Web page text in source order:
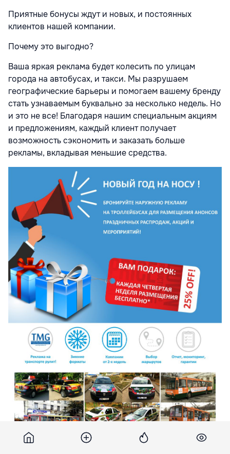
Приятные бонусы ждут и новых, и постоянных
клиентов нашей компании.
Почему это выгодно?
Ваша яркая реклама будет колесить по улицам
города на автобусах, и такси. Мы разрушаем
географические барьеры и помогаем вашему бренду
стать узнаваемым буквально за несколько недель. Но
и это не все! Благодаря нашим специальным акциям
и предложениям, каждый клиент получает
возможность сэкономить и заказать больше
рекламы, вкладывая меньшие средства.